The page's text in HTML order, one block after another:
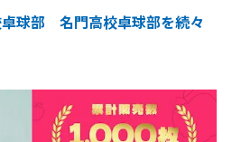
卓球部 名門高校卓球部を続々